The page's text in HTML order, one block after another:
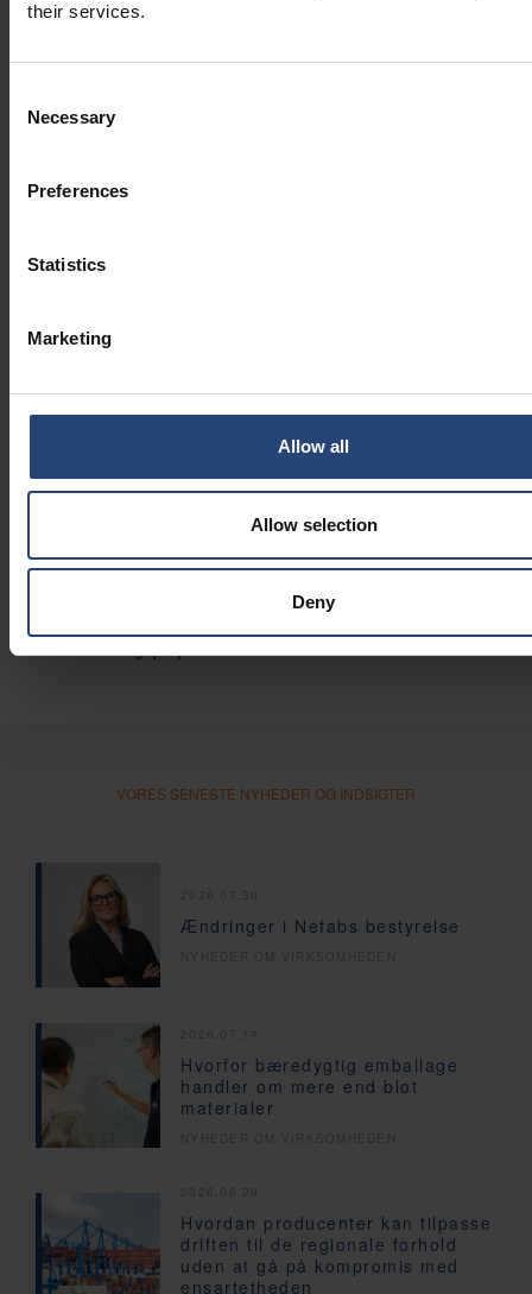
their services.
Selection
Necessary
Preferences
Statistics
Marketing
Allow all
Allow selection
Deny
Vi sparer ressourcer i forsyningskæderne for en bedre fremtid.
Kontakt osfor at høre mere om vores smarte og bæredygtige
Bæredygtige løsninger
økonomiske og miljømæssige besparelser i vores løsninger.
Global levering og lokale tjenester
Med over 250 ingeniører fordelt på mere end 30 lokationer, der
arbejder sammen i et globalt netværk, kan du stole på os til dit
næste emballageprojekt.
VORES SENESTE NYHEDER OG INDSIGTER
Ændringer i Nefabs bestyrelse
Hvorfor bæredygtig emballage
handler om mere end blot
materialer
Hvordan producenter kan tilpasse
driften til de regionale forhold
uden at gå på kompromis med
ensartetheden